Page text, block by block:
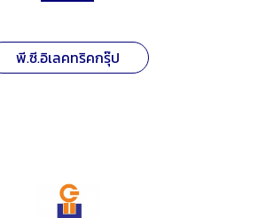
พี.ซี.อิเลคทริคกรุ๊ป